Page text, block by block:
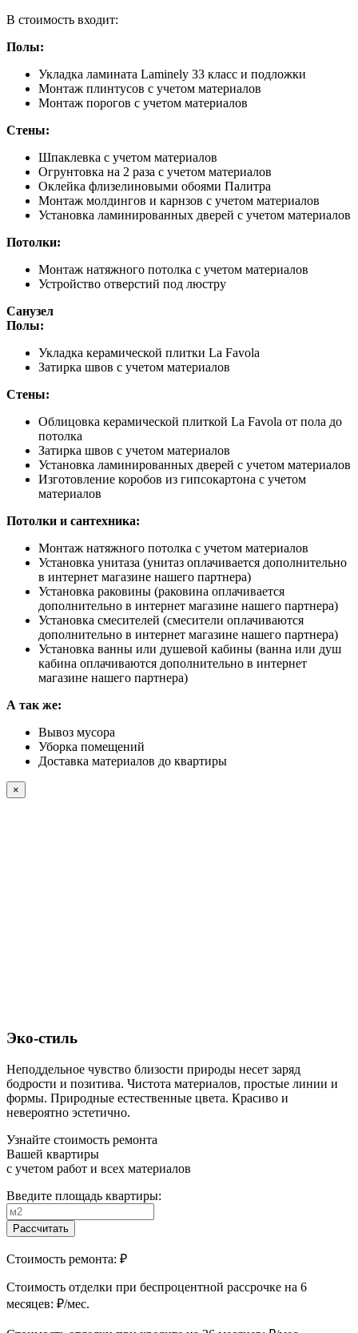
В стоимость входит:
Полы:
Укладка ламината Laminely 33 класс и подложки
Монтаж плинтусов с учетом материалов
Монтаж порогов с учетом материалов
Стены:
Шпаклевка с учетом материалов
Огрунтовка на 2 раза с учетом материалов
Оклейка флизелиновыми обоями Палитра
Монтаж молдингов и карнзов с учетом материалов
Установка ламинированных дверей с учетом материалов
Потолки:
Монтаж натяжного потолка с учетом материалов
Устройство отверстий под люстру
Санузел
Полы:
Укладка керамической плитки La Favola
Затирка швов с учетом материалов
Стены:
Облицовка керамической плиткой La Favola от пола до
потолка
Затирка швов с учетом материалов
Установка ламинированных дверей с учетом материалов
Изготовление коробов из гипсокартона с учетом
материалов
Потолки и сантехника:
Монтаж натяжного потолка с учетом материалов
Установка унитаза (унитаз оплачивается дополнительно
в интернет магазине нашего партнера)
Установка раковины (раковина оплачивается
дополнительно в интернет магазине нашего партнера)
Установка смесителей (смесители оплачиваются
дополнительно в интернет магазине нашего партнера)
Установка ванны или душевой кабины (ванна или душ
кабина оплачиваются дополнительно в интернет
магазине нашего партнера)
А так же:
Вывоз мусора
Уборка помещений
Доставка материалов до квартиры
×
Эко-стиль
Неподдельное чувство близости природы несет заряд
бодрости и позитива. Чистота материалов, простые линии и
формы. Природные естественные цвета. Красиво и
невероятно эстетично.
Узнайте стоимость ремонта
Вашей квартиры
с учетом работ и всех материалов
Введите площадь квартиры:
Рассчитать
Стоимость ремонта: ₽
Cтоимость отделки при беспроцентной рассрочке на 6
месяцев: ₽/мес.